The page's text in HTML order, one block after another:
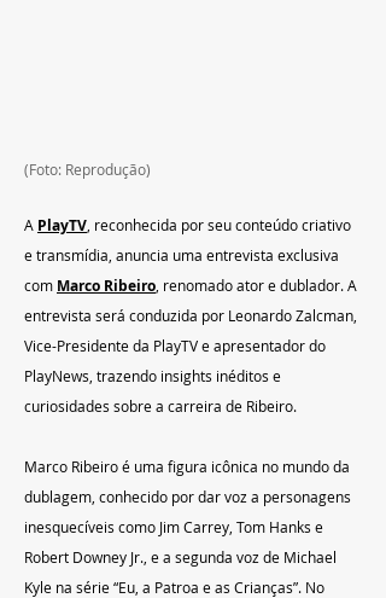
(Foto: Reprodução)
A PlayTV , reconhecida por seu conteúdo criativo
e transmídia, anuncia uma entrevista exclusiva
com Marco Ribeiro , renomado ator e dublador. A
entrevista será conduzida por Leonardo Zalcman,
Vice-Presidente da PlayTV e apresentador do
PlayNews, trazendo insights inéditos e
curiosidades sobre a carreira de Ribeiro.
Marco Ribeiro é uma figura icônica no mundo da
dublagem, conhecido por dar voz a personagens
inesquecíveis como Jim Carrey, Tom Hanks e
Robert Downey Jr., e a segunda voz de Michael
Kyle na série “Eu, a Patroa e as Crianças”. No